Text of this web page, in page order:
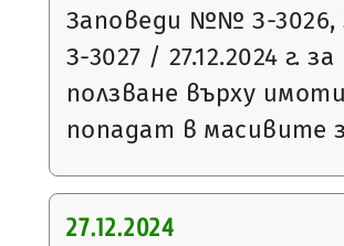
Заповеди №№ З-3026,
З-3027 / 27.12.2024 г.
ползване върху
попадат в масивите
27.12.2024